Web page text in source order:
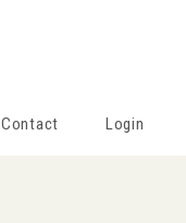
Contact Login